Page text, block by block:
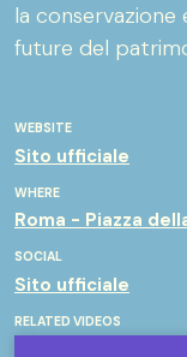
WEBSITE
Sito ufficiale
WHERE
Roma - Piazza
SOCIAL
Sito ufficiale
RELATED VIDEOS
la conservazione
future del